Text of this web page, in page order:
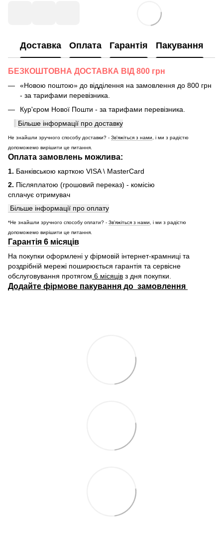
Доставка Оплата Гарантія Пакування
БЕЗКОШТОВНА ДОСТАВКА ВІД 800 грн
«Новою поштою» до відділення на замовлення до 800 грн
- за тарифами перевізника.
Кур'єром Нової Пошти - за тарифами перевізника.
Більше інформації про доставку
Не знайшли зручного способу доставки? - Зв'яжіться з нами, і ми з радістю
допоможемо вирішити це питання.
Оплата замовлень можлива:
1. Банківською карткою VISA \ MasterCard
2. Післяплатою (грошовий переказ) - комісію
сплачує отримувач
Більше інформації про оплату
*Не знайшли зручного способу оплати? - Зв'яжіться з нами, і ми з радістю
допоможемо вирішити це питання.
Гарантія 6 місяців
На покупки оформлені у фірмовій інтернет-крамниці та
роздрібній мережі поширюється гарантія та сервісне
обслуговування протягом 6 місяців з дня покупки.
Додайте фірмове пакування до замовлення